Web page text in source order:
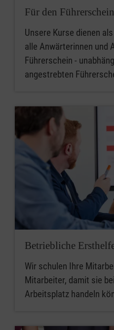
Für den Führerschein
Unsere Kurse dienen
alle Anwärterinnen und
Führerschein -
angestrebten
Betriebliche
Wir schulen Ihre
Mitarbeiter, damit sie
Arbeitsplatz handeln